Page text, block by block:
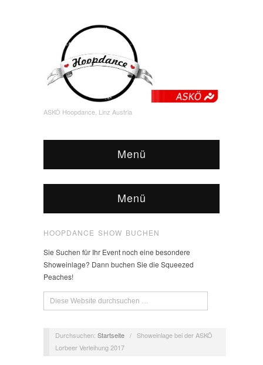
ASKÖ Hoopdance, Linz Austria
Menü
Menü
HOOPDANCE SHOW BUCHEN
Sie Suchen für Ihr Event noch eine besondere
Showeinlage? Dann buchen Sie die Squeezed
Peaches!
Durchsuchen: Startseite / Showeinlage bei der ASKÖ
Lorbeer Verleihung 2017